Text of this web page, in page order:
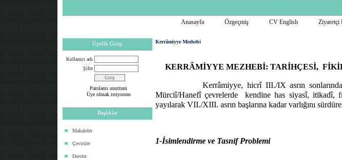
Anasayfa Özgeçmiş CV English Ziyaretçi
Üyelik Girişi
Kullanıcı adı
Şifre
Parolamı unuttum
Üye olmak istiyorum
Başlıklar
Makaleler
Çeviriler
Dersler
Kerrâmiyye Mezhebi
KERRÂMİYYE MEZHEBİ: TARİHÇESİ,
Kerrâmiyye, hicrî III./IX asrın
Mürciî/Hanefî çevrelerde
kendine has siyasî, itikadî,
yayılarak VII./XIII. asrın başlarına kadar varlığını
1-İsimlendirme ve Tasnif Problemi